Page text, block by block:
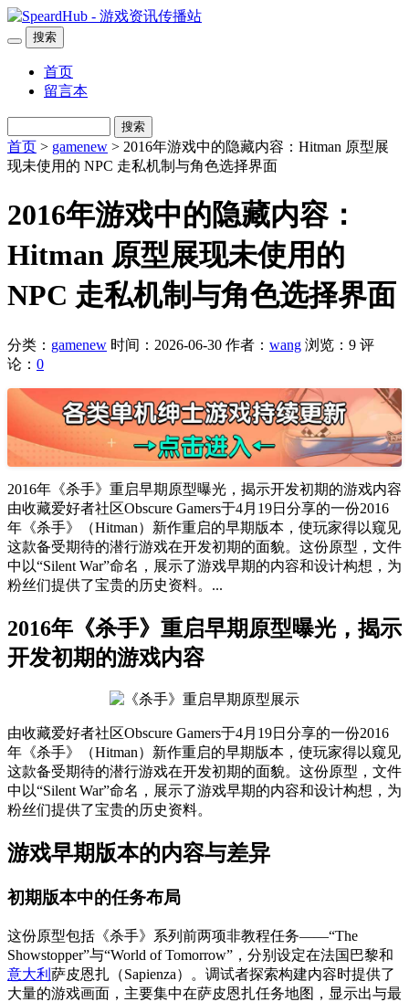
搜索
首页
留言本
搜索
首页 > gamenew > 2016年游戏中的隐藏内容：Hitman 原型展
现未使用的 NPC 走私机制与角色选择界面
2016年游戏中的隐藏内容：
Hitman 原型展现未使用的
NPC 走私机制与角色选择界面
分类： gamenew 时间：2026-06-30 作者： wang 浏览：9 评
论： 0
2016年《杀手》重启早期原型曝光，揭示开发初期的游戏内容
由收藏爱好者社区Obscure Gamers于4月19日分享的一份2016
年《杀手》（Hitman）新作重启的早期版本，使玩家得以窥见
这款备受期待的潜行游戏在开发初期的面貌。这份原型，文件
中以“Silent War”命名，展示了游戏早期的内容和设计构想，为
粉丝们提供了宝贵的历史资料。...
2016年《杀手》重启早期原型曝光，揭示
开发初期的游戏内容
由收藏爱好者社区Obscure Gamers于4月19日分享的一份2016
年《杀手》（Hitman）新作重启的早期版本，使玩家得以窥见
这款备受期待的潜行游戏在开发初期的面貌。这份原型，文件
中以“Silent War”命名，展示了游戏早期的内容和设计构想，为
粉丝们提供了宝贵的历史资料。
游戏早期版本的内容与差异
初期版本中的任务布局
这份原型包括《杀手》系列前两项非教程任务——“The
Showstopper”与“World of Tomorrow”，分别设定在法国巴黎和
意大利 萨皮恩扎（Sapienza）。调试者探索构建内容时提供了
大量的游戏画面，主要集中在萨皮恩扎任务地图，显示出与最